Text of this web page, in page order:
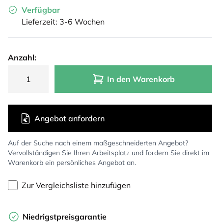
Verfügbar
Lieferzeit: 3-6 Wochen
Anzahl:
In den Warenkorb
Auf der Suche nach einem maßgeschneiderten Angebot?
Vervollständigen Sie Ihren Arbeitsplatz und fordern Sie direkt im
Warenkorb ein persönliches Angebot an.
Angebot anfordern
Zur Vergleichsliste hinzufügen
Niedrigstpreisgarantie